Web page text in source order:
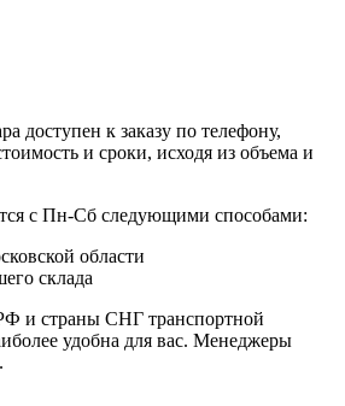
доступен к заказу по телефону,
и сроки, исходя из объема и
с Пн-Сб следующими способами:
области
склада
и страны СНГ транспортной
удобна для вас. Менеджеры